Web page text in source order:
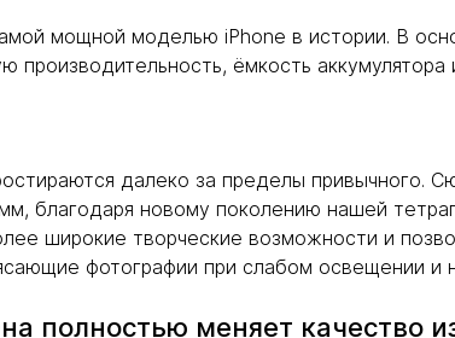
мощной моделью iPhone в истории. В
ёмкость аккумулятора
далеко за пределы привычного.
благодаря новому поколению нашей
широкие творческие возможности и
фотографии при слабом освещении и
полностью меняет качество